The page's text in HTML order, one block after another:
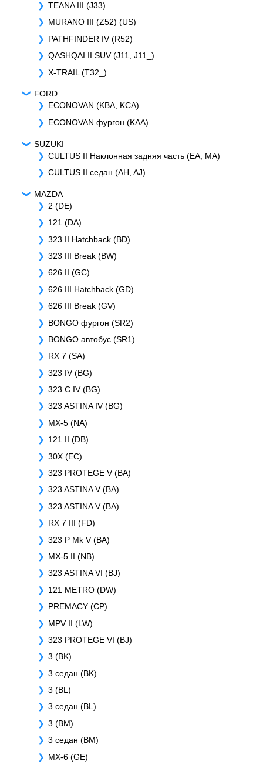
TEANA III (J33)
MURANO III (Z52) (US)
PATHFINDER IV (R52)
QASHQAI II SUV (J11, J11_)
X-TRAIL (T32_)
FORD
ECONOVAN (KBA, KCA)
ECONOVAN фургон (KAA)
SUZUKI
CULTUS II Наклонная задняя часть (EA, MA)
CULTUS II седан (AH, AJ)
MAZDA
2 (DE)
121 (DA)
323 II Hatchback (BD)
323 III Break (BW)
626 II (GC)
626 III Hatchback (GD)
626 III Break (GV)
BONGO фургон (SR2)
BONGO автобус (SR1)
RX 7 (SA)
323 IV (BG)
323 C IV (BG)
323 ASTINA IV (BG)
MX-5 (NA)
121 II (DB)
30X (EC)
323 PROTEGE V (BA)
323 ASTINA V (BA)
323 ASTINA V (BA)
RX 7 III (FD)
323 P Mk V (BA)
MX-5 II (NB)
323 ASTINA VI (BJ)
121 METRO (DW)
PREMACY (CP)
MPV II (LW)
323 PROTEGE VI (BJ)
3 (BK)
3 седан (BK)
3 (BL)
3 седан (BL)
3 (BM)
3 седан (BM)
MX-6 (GE)